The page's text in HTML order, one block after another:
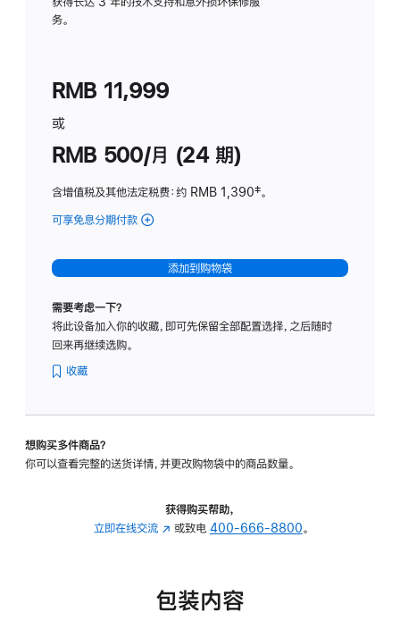
务。
RMB 11,999
或
RMB 500/月 (24 期)
含增值税及其他法定税费：约 RMB 1,390脚
‡。
可享免息分期付款 (Studio
-
标
璃
转
的
添加到购物袋
需要考虑一下？
将此设备加入你的收藏，即可先保留全部配置选择，之后随时
回来再继续选购。
收藏
想购买多件商品？
你可以查看完整的送货详情，并更改购物袋中的商品数量。
获得购买帮助，
立即在线交流 (在
中
或致电 400-666-8800。
包装内容